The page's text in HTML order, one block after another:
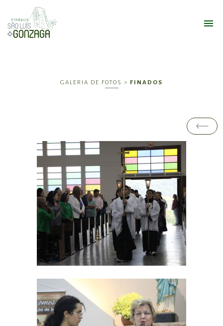
GALERIA DE FOTOS > FINADOS